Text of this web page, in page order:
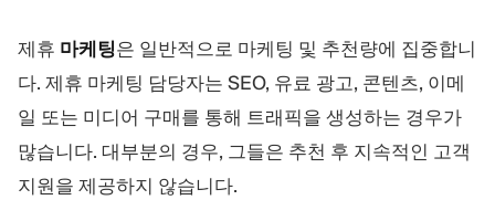
제휴 마케팅은 일반적으로 마케팅 및 추천량에 집중합니
다. 제휴 마케팅 담당자는 SEO, 유료 광고, 콘텐츠, 이메
일 또는 미디어 구매를 통해 트래픽을 생성하는 경우가
많습니다. 대부분의 경우, 그들은 추천 후 지속적인 고객
지원을 제공하지 않습니다.